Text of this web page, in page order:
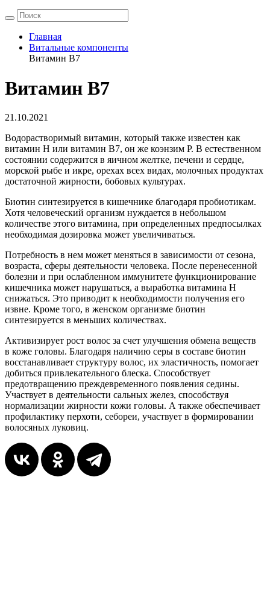
Главная
Витальные компоненты
Витамин В7
Витамин В7
21.10.2021
Водорастворимый витамин, который также известен как
витамин Н или витамин В7, он же коэнзим Р. В естественном
состоянии содержится в яичном желтке, печени и сердце,
морской рыбе и икре, орехах всех видах, молочных продуктах
достаточной жирности, бобовых культурах.
Биотин синтезируется в кишечнике благодаря пробиотикам.
Хотя человеческий организм нуждается в небольшом
количестве этого витамина, при определенных предпосылках
необходимая дозировка может увеличиваться.
Потребность в нем может меняться в зависимости от сезона,
возраста, сферы деятельности человека. После перенесенной
болезни и при ослабленном иммунитете функционирование
кишечника может нарушаться, а выработка витамина H
снижаться. Это приводит к необходимости получения его
извне. Кроме того, в женском организме биотин
синтезируется в меньших количествах.
Активизирует рост волос за счет улучшения обмена веществ
в коже головы. Благодаря наличию серы в составе биотин
восстанавливает структуру волос, их эластичность, помогает
добиться привлекательного блеска. Способствует
предотвращению преждевременного появления седины.
Участвует в деятельности сальных желез, способствуя
нормализации жирности кожи головы. А также обеспечивает
профилактику перхоти, себореи, участвует в формировании
волосяных луковиц.